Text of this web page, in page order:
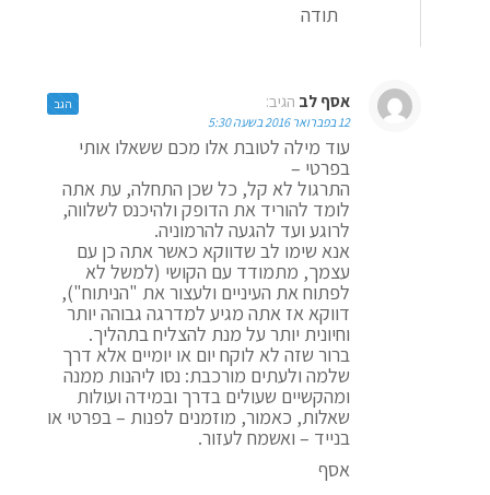
תודה
אסף לב הגיב:
12 בפברואר 2016 בשעה 5:30
עוד מילה לטובת אלו מכם ששאלו אותי
בפרטי –
התרגול לא קל, כל שכן התחלה, עת אתה
לומד להוריד את הדופק ולהיכנס לשלווה,
לרוגע ועד להגעה להרמוניה.
אנא שימו לב שדווקא כאשר אתה כן עם
עצמך, מתמודד עם הקושי (למשל לא
לפתוח את העיניים ולעצור את "הניתוח"),
דווקא אז אתה מגיע למדרגה גבוהה יותר
וחיונית יותר על מנת להצליח בתהליך.
ברור שזה לא לוקח יום או יומיים אלא דרך
שלמה ולעתים מורכבת: נסו ליהנות ממנה
ומהקשיים שעולים בדרך ובמידה ועולות
שאלות, כאמור, מוזמנים לפנות – בפרטי או
בנייד – ואשמח לעזור.
אסף
הגב